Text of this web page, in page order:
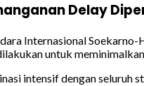
Delay
Internasional
untuk
intensif dengan seluruh